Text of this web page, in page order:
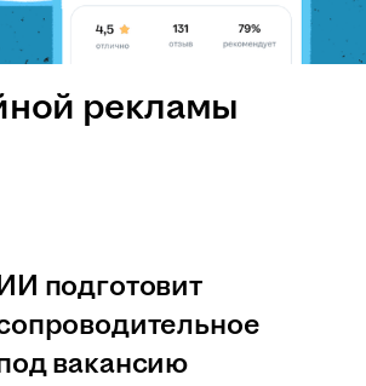
рекламы
подготовит
вакансию